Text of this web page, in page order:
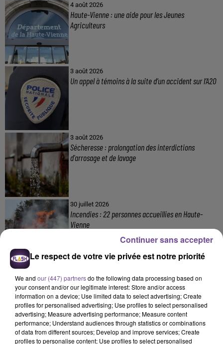
4 août 2026
Haute-Vienne : une aide pour les Jeunes
Agriculteurs
3 août 2026
Un appel à témoins à la suite d’un accident sur l’A20
3 août 2026
Sécheresse : prolongation des interdictions
d'arrosage et de lavage
30 juillet 2026
Incendies : 22 personnes accueillies en Haute-
Vienne
DERNIERS TITRES
Le respect de votre vie privée est notre priorité
We and our (447) partnersdo the following data processing based on
your consent and/or our legitimate interest: Store and/or access
information on a device; Use limited data to select advertising; Create
profiles for personalised advertising; Use profiles to select personalised
advertising; Measure advertising performance; Measure content
performance; Understand audiences through statistics or combinations
of data from different sources; Develop and improve services; Create
profiles to personalise content; Use profiles to select personalised
Continuer sans accepter